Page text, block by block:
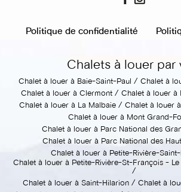
Politique de confidentialité
Chalets à louer par
Chalet à louer à Baie-Saint-Paul
Chalet à
Chalet à louer à Clermont
Chalet à louer à
Chalet à louer à La Malbaie
Chalet à louer
Chalet à louer à Mont Grand-
Chalet à louer à Parc National des
Chalet à louer à Parc National des
Chalet à louer à Petite-Rivière-
Chalet à louer à Petite-Rivière-St-François -
Chalet à louer à Saint-Hilarion
Chalet à